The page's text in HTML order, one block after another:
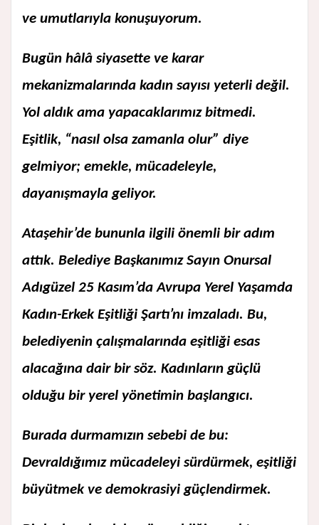
ve umutlarıyla konuşuyorum.
Bugün hâlâ siyasette ve karar
mekanizmalarında kadın sayısı yeterli değil.
Yol aldık ama yapacaklarımız bitmedi.
Eşitlik, “nasıl olsa zamanla olur” diye
gelmiyor; emekle, mücadeleyle,
dayanışmayla geliyor.
Ataşehir’de bununla ilgili önemli bir adım
attık. Belediye Başkanımız Sayın Onursal
Adıgüzel 25 Kasım’da Avrupa Yerel Yaşamda
Kadın-Erkek Eşitliği Şartı’nı imzaladı. Bu,
belediyenin çalışmalarında eşitliği esas
alacağına dair bir söz. Kadınların güçlü
olduğu bir yerel yönetimin başlangıcı.
Burada durmamızın sebebi de bu:
Devraldığımız mücadeleyi sürdürmek, eşitliği
büyütmek ve demokrasiyi güçlendirmek.